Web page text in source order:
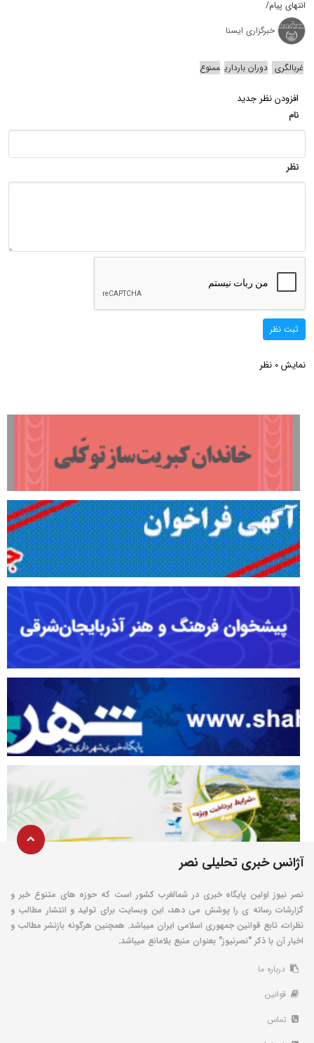
انتهای پیام/
خبرگزاری ایسنا
غربالگری دوران بارداری ممنوع
افزودن نظر جدید
نام
نظر
ثبت نظر
نمایش 0 نظر
آژانس خبری تحلیلی نصر
نصر نیوز اولین پایگاه خبری در شمالغرب کشور است که حوزه های متنوع خبر و
گزارشات رسانه ی را پوشش می دهد، این وبسایت برای تولید و انتشار مطالب و
نظرات، تابع قوانین جمهوری اسلامی ایران میباشد. همچنین هرگونه بازنشر مطالب و
اخبار آن با ذکر "نصرنیوز" بعنوان منبع بلامانع میباشد.
درباره ما
قوانین
تماس